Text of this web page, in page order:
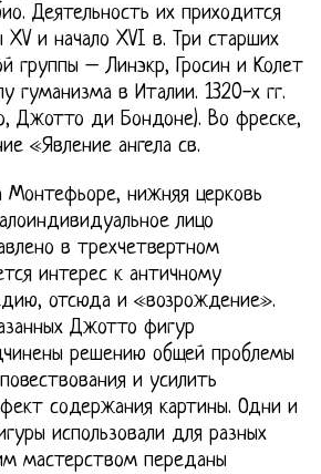
Деятельность их приходится
и начало XVI в. Три старших
группы – Линэкр, Гросин и Колет
гуманизма в Италии. 1320-х гг.
Джотто ди Бондоне). Во фреске,
«Явление ангела св.
Монтефьоре, нижняя церковь
лицо
в трехчетвертном
интерес к античному
отсюда и «возрождение».
Джотто фигур
решению общей проблемы
и усилить
содержания картины. Одни и
использовали для разных
мастерством переданы